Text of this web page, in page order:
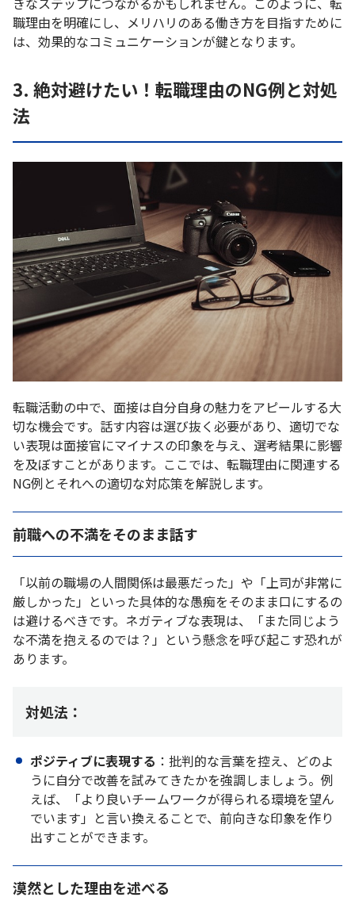
職理由を明確にし、メリハリのある働き方を目指すために
は、効果的なコミュニケーションが鍵となります。
3. 絶対避けたい！転職理由のNG例と対処
法
転職活動の中で、面接は自分自身の魅力をアピールする大
切な機会です。話す内容は選び抜く必要があり、適切でな
い表現は面接官にマイナスの印象を与え、選考結果に影響
を及ぼすことがあります。ここでは、転職理由に関連する
NG例とそれへの適切な対応策を解説します。
前職への不満をそのまま話す
「以前の職場の人間関係は最悪だった」や「上司が非常に
厳しかった」といった具体的な愚痴をそのまま口にするの
は避けるべきです。ネガティブな表現は、「また同じよう
な不満を抱えるのでは？」という懸念を呼び起こす恐れが
あります。
対処法：
ポジティブに表現する ：批判的な言葉を控え、どのよ
うに自分で改善を試みてきたかを強調しましょう。例
えば、「より良いチームワークが得られる環境を望ん
でいます」と言い換えることで、前向きな印象を作り
出すことができます。
漠然とした理由を述べる